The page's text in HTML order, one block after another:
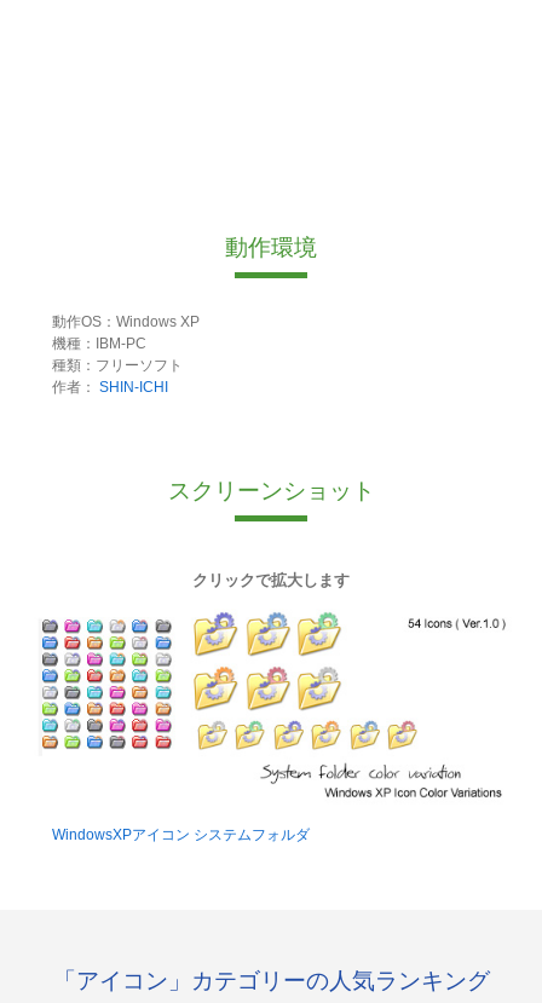
動作環境
動作OS：Windows XP
機種：IBM-PC
種類：フリーソフト
作者： SHIN-ICHI
スクリーンショット
クリックで拡大します
WindowsXPアイコン システムフォルダ
「アイコン」カテゴリーの人気ランキング